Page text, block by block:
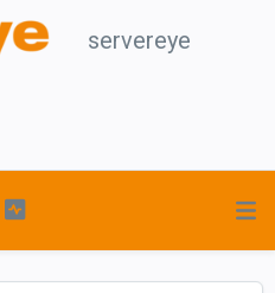
servereye